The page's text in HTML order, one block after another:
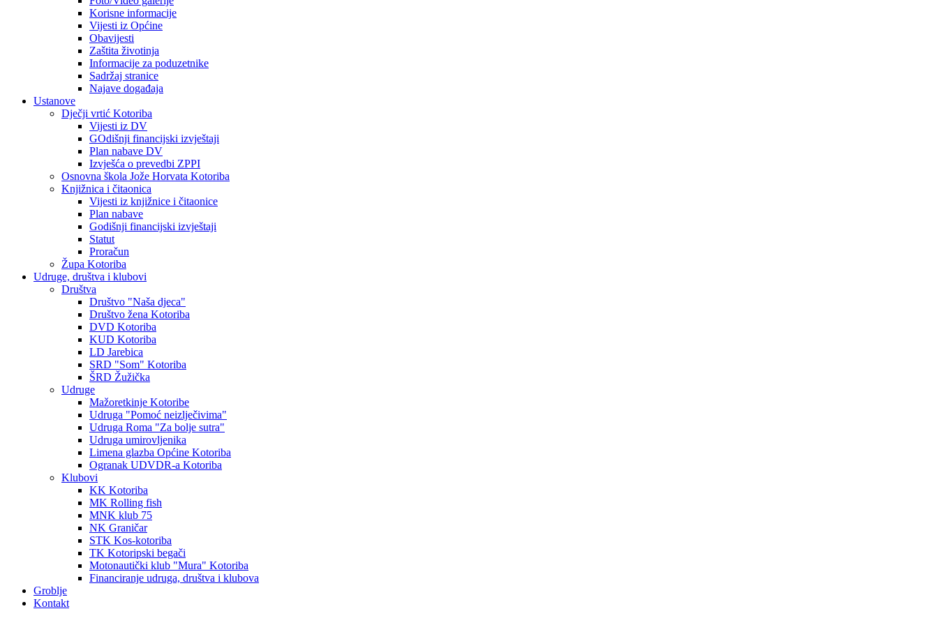
Korisne informacije
Vijesti iz Općine
Obavijesti
Zaštita životinja
Informacije za poduzetnike
Sadržaj stranice
Najave događaja
Ustanove
Dječji vrtić Kotoriba
Vijesti iz DV
GOdišnji financijski izvještaji
Plan nabave DV
Izvješća o prevedbi ZPPI
Osnovna škola Jože Horvata Kotoriba
Knjižnica i čitaonica
Vijesti iz knjižnice i čitaonice
Plan nabave
Godišnji financijski izvještaji
Statut
Proračun
Župa Kotoriba
Udruge, društva i klubovi
Društva
Društvo "Naša djeca"
Društvo žena Kotoriba
DVD Kotoriba
KUD Kotoriba
LD Jarebica
SRD "Som" Kotoriba
ŠRD Žužička
Udruge
Mažoretkinje Kotoribe
Udruga "Pomoć neizlječivima"
Udruga Roma "Za bolje sutra"
Udruga umirovljenika
Limena glazba Općine Kotoriba
Ogranak UDVDR-a Kotoriba
Klubovi
KK Kotoriba
MK Rolling fish
MNK klub 75
NK Graničar
STK Kos-kotoriba
TK Kotoripski begači
Motonautički klub "Mura" Kotoriba
Financiranje udruga, društva i klubova
Groblje
Kontakt